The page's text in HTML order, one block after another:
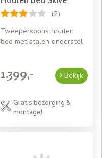
(2)
Tweepersoons houten
bed met stalen onderstel
1.399,- Bekijk
Gratis bezorging &
montage!